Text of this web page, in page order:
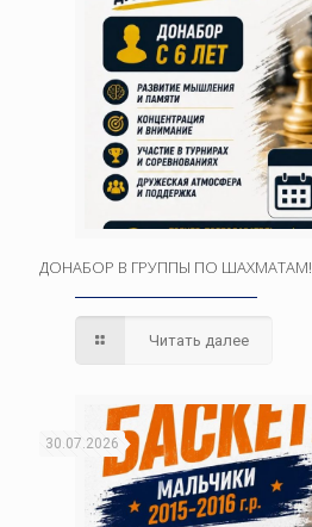
ДОНАБОР В ГРУППЫ ПО ШАХМАТАМ!
Читать далее
30.07.2026